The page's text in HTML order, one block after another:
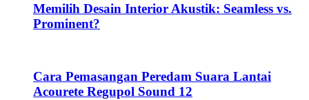
Memilih Desain Interior Akustik: Seamless vs.
Prominent?
Cara Pemasangan Peredam Suara Lantai
Acourete Regupol Sound 12